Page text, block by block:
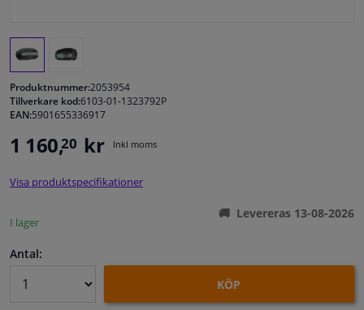
Fönster & Tillbehör
Bilvård & Tillbehör
Sensorer & Elsystem
Produktnummer:2053954
Tillverkare kod:6103-01-1323792P
EAN:5901655336917
1 160,20 kr Inkl moms
Visa produktspecifikationer
I lager
Levereras 13-08-2026
Antal:
KÖP